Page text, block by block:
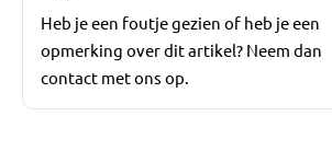
Heb je een foutje gezien of heb je een
opmerking over dit artikel? Neem dan
contact met ons op.